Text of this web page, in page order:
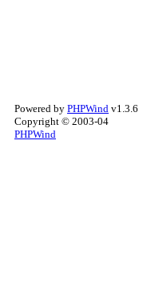
Powered by PHPWind v1.3.6
Copyright © 2003-04
PHPWind